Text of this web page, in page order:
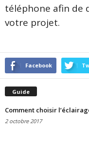
téléphone afin de
votre projet.
Facebook
Guide
Comment choisir
2 octobre 2017